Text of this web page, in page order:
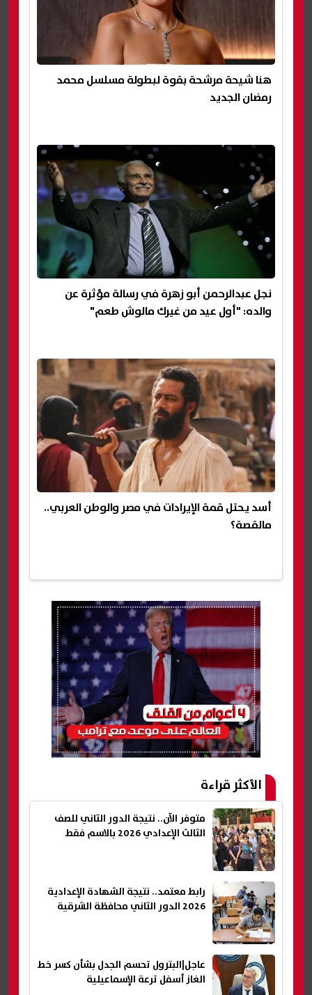
هنا شيحة مرشحة بقوة لبطولة مسلسل محمد
رمضان الجديد
نجل عبدالرحمن أبو زهرة في رسالة مؤثرة عن
والده: "أول عيد من غيرك مالوش طعم"
أسد يحتل قمة الإيرادات في مصر والوطن العربي..
مالقصة؟
الأكثر قراءة
متوفر الآن.. نتيجة الدور الثاني للصف
الثالث الإعدادي 2026 بالاسم فقط
رابط معتمد.. نتيجة الشهادة الإعدادية
2026 الدور الثاني محافظة الشرقية
عاجل|البترول تحسم الجدل بشأن كسر خط
الغاز أسفل ترعة الإسماعيلية